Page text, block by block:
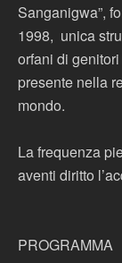
Sanganigwa”,
1998, unica
orfani di
presente nella
mondo.
La frequenza
aventi diritto
PROGRAMMA